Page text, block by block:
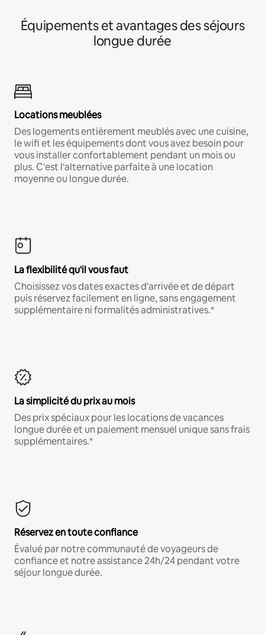
Équipements et avantages des séjours
longue durée
Locations meublées
Des logements entièrement meublés avec une cuisine,
le wifi et les équipements dont vous avez besoin pour
vous installer confortablement pendant un mois ou
plus. C'est l'alternative parfaite à une location
moyenne ou longue durée.
La flexibilité qu'il vous faut
Choisissez vos dates exactes d'arrivée et de départ
puis réservez facilement en ligne, sans engagement
supplémentaire ni formalités administratives.*
La simplicité du prix au mois
Des prix spéciaux pour les locations de vacances
longue durée et un paiement mensuel unique sans frais
supplémentaires.*
Réservez en toute confiance
Évalué par notre communauté de voyageurs de
confiance et notre assistance 24h/24 pendant votre
séjour longue durée.